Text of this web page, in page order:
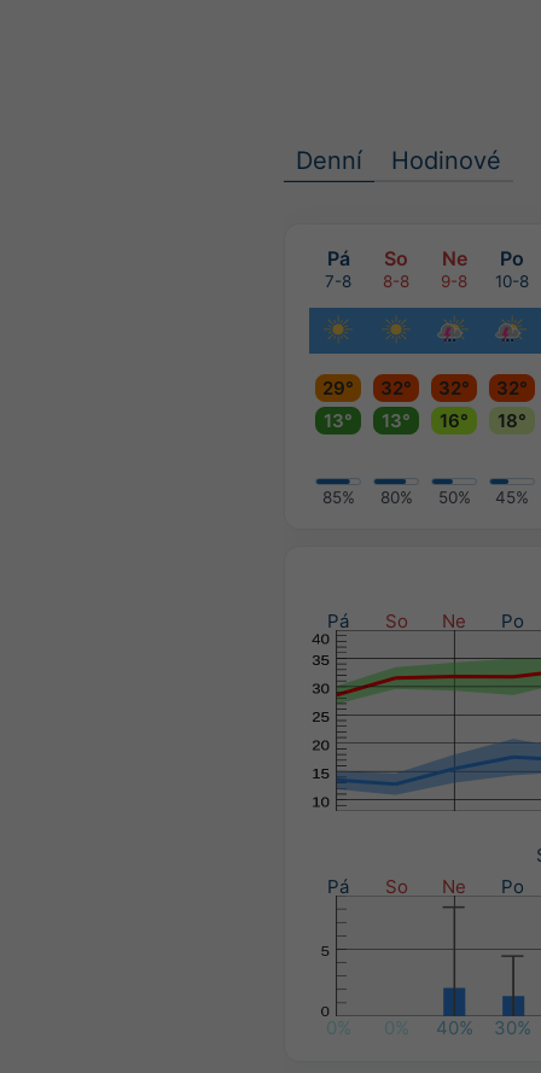
Denní Hodinové
Pá So Ne Po
7-8 8-8 9-8 10-8
29° 32° 32°
32°
13°
13° 16° 18°
85% 80% 50% 45%
Pá So Ne Po
Pá
So Ne Po
0% 0% 40% 30%